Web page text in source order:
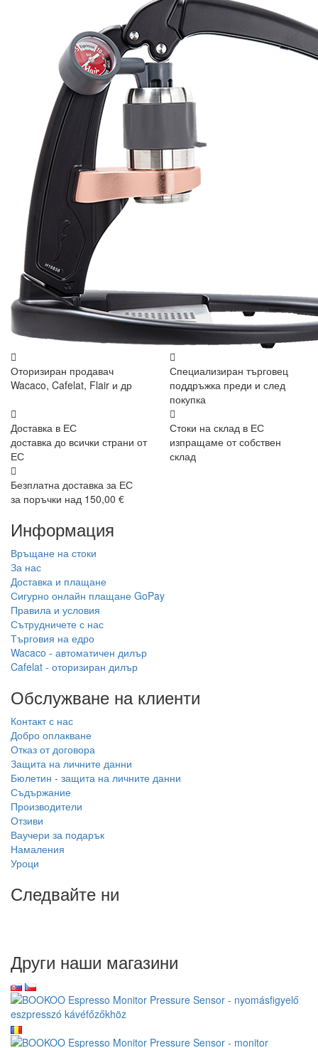
Оторизиран продавач
Wacaco, Cafelat, Flair и др
Специализиран търговец
поддръжка преди и след
покупка
Доставка в ЕС
доставка до всички страни от
ЕС
Стоки на склад в ЕС
изпращаме от собствен
склад
Безплатна доставка за ЕС
за поръчки над 150,00 €
Информация
Връщане на стоки
За нас
Доставка и плащане
Сигурно онлайн плащане GoPay
Правила и условия
Сътрудничете с нас
Търговия на едро
Wacaco - автоматичен дилър
Cafelat - оторизиран дилър
Обслужване на клиенти
Контакт с нас
Добро оплакване
Отказ от договора
Защита на личните данни
Бюлетин - защита на личните данни
Съдържание
Производители
Отзиви
Ваучери за подарък
Намаления
Уроци
Следвайте ни
Други наши магазини